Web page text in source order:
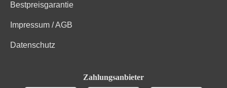
Bestpreisgarantie
Impressum / AGB
Datenschutz
Zahlungsanbieter